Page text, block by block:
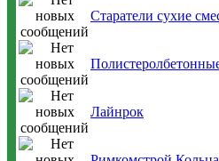
Старатели сухие
Лайнрок